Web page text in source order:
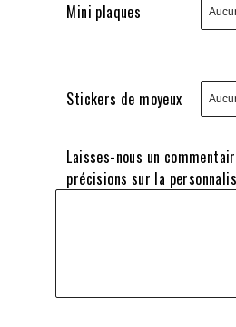
Mini plaques
Stickers de moyeux
Laisses-nous un
précisions sur la